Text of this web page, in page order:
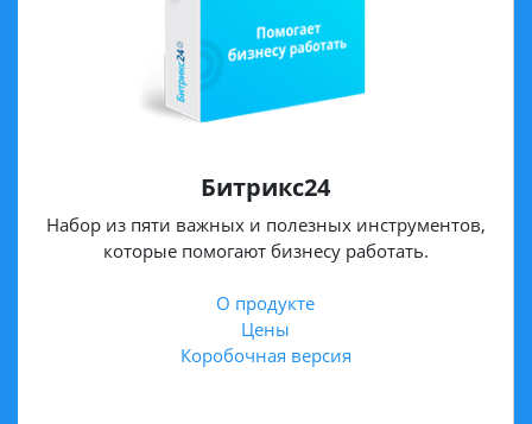
Битрикс24
Набор из пяти важных и полезных инструментов,
которые помогают бизнесу работать.
О продукте
Цены
Коробочная версия